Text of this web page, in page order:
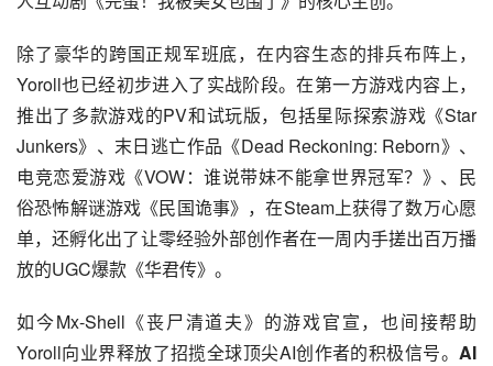
除了豪华的跨国正规军班底，在内容生态的排兵布阵上，
Yoroll也已经初步进入了实战阶段。在第一方游戏内容上，
推出了多款游戏的PV和试玩版，包括星际探索游戏《Star
Junkers》、末日逃亡作品《Dead Reckoning: Reborn》、
电竞恋爱游戏《VOW：谁说带妹不能拿世界冠军？》、民
俗恐怖解谜游戏《民国诡事》，在Steam上获得了数万心愿
单，还孵化出了让零经验外部创作者在一周内手搓出百万播
放的UGC爆款《华君传》。
如今Mx-Shell《丧尸清道夫》的游戏官宣，也间接帮助
Yoroll向业界释放了招揽全球顶尖AI创作者的积极信号。 AI